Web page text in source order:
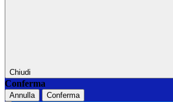
Chiudi
Conferma
Annulla Conferma